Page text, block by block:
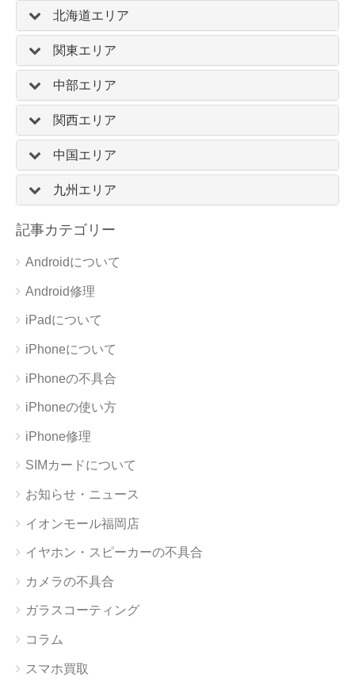
北海道エリア
関東エリア
中部エリア
関西エリア
中国エリア
九州エリア
記事カテゴリー
Androidについて
Android修理
iPadについて
iPhoneについて
iPhoneの不具合
iPhoneの使い方
iPhone修理
SIMカードについて
お知らせ・ニュース
イオンモール福岡店
イヤホン・スピーカーの不具合
カメラの不具合
ガラスコーティング
コラム
スマホ買取